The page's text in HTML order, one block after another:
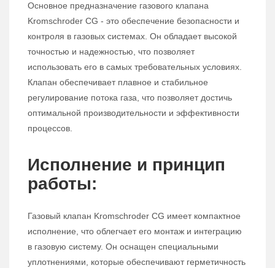
Основное предназначение газового клапана
Kromschroder CG - это обеспечение безопасности и
контроля в газовых системах. Он обладает высокой
точностью и надежностью, что позволяет
использовать его в самых требовательных условиях.
Клапан обеспечивает плавное и стабильное
регулирование потока газа, что позволяет достичь
оптимальной производительности и эффективности
процессов.
Исполнение и принцип
работы:
Газовый клапан Kromschroder CG имеет компактное
исполнение, что облегчает его монтаж и интеграцию
в газовую систему. Он оснащен специальными
уплотнениями, которые обеспечивают герметичность